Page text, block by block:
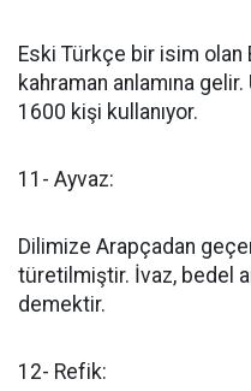
Eski Türkçe bir isim
kahraman anlamına
1600 kişi kullanıyor.
11- Ayvaz:
Dilimize Arapçadan
türetilmiştir. İvaz, bedel
demektir.
12- Refik: